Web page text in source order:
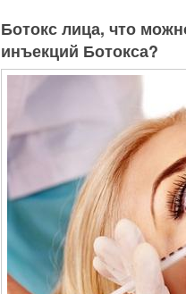
Ботокс лица, что
инъекций Ботокса?